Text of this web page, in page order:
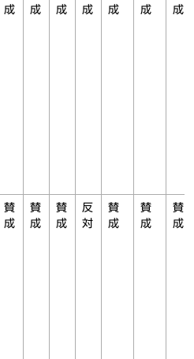
成
成
成
成
成
成
成
賛
成
賛
成
賛
成
反
対
賛
成
賛
成
賛
成